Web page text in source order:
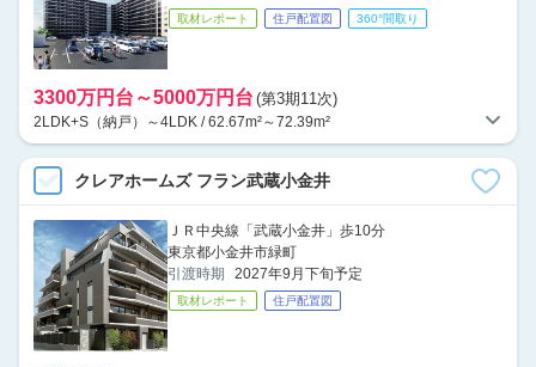
取材レポート 住戸配置図 360°間取り
3300万円台～5000万円台 (第3期11次)
2LDK+S（納戸）～4LDK / 62.67m²～72.39m²
クレアホームズ フラン武蔵小金井
ＪＲ中央線「武蔵小金井」歩10分
東京都小金井市緑町
引渡時期
2027年9月下旬予定
取材レポート 住戸配置図